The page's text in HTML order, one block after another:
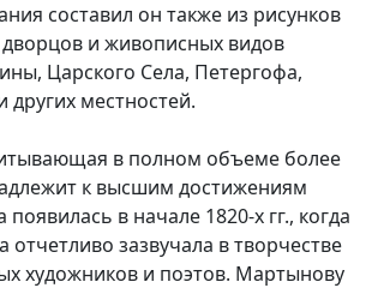
составил он также из рисунков
и живописных видов
Царского Села, Петергофа,
местностей.
в полном объеме более
к высшим достижениям
в начале 1820-х гг., когда
отчетливо зазвучала в творчестве
художников и поэтов. Мартынову